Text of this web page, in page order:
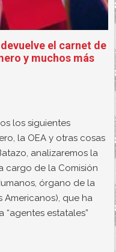
el carnet de
y muchos más
los siguientes
la OEA y otras cosas
analizaremos la
cargo de la Comisión
órgano de la
Americanos), que ha
estatales”